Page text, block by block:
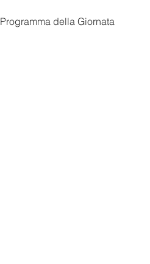
Programma della Giornata